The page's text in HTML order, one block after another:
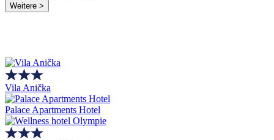
Weitere >
Vila Anička
Palace Apartments Hotel